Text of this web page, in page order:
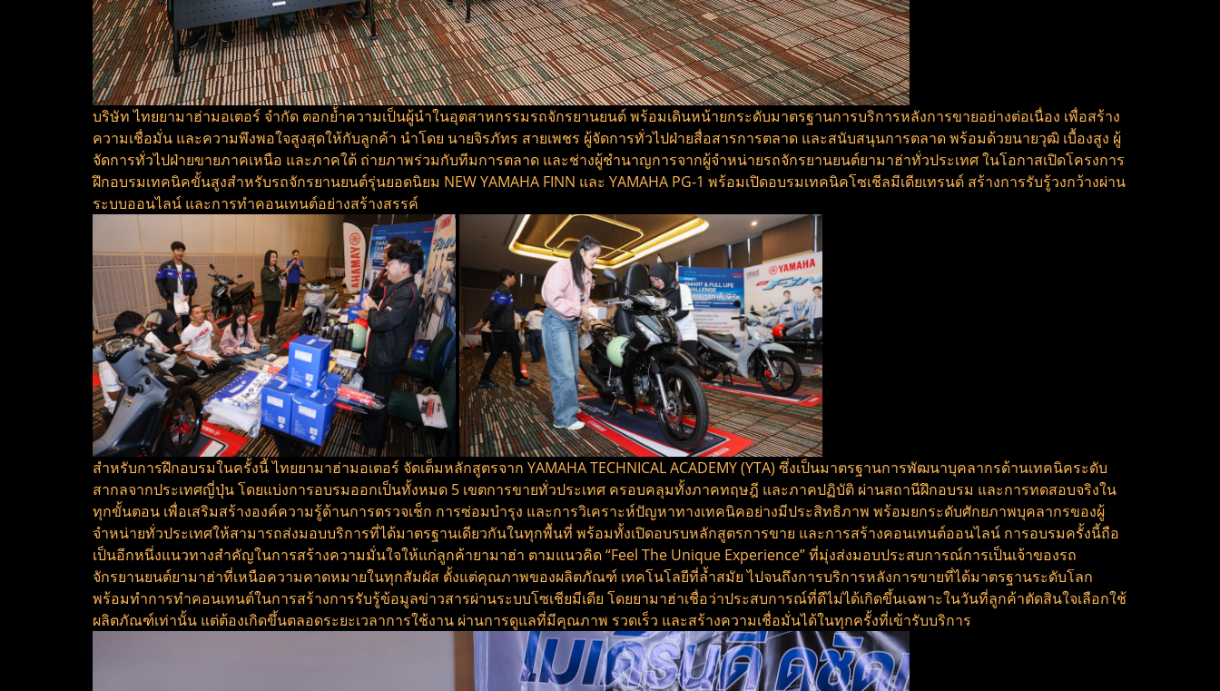
บริษัท ไทยยามาฮ่ามอเตอร์ จำกัด ตอกย้ำความเป็นผู้นำในอุตสาหกรรมรถจักรยานยนต์ พร้อมเดินหน้ายกระดับมาตรฐานการบริการหลังการขายอย่างต่อเนื่อง เพื่อสร้าง
ความเชื่อมั่น และความพึงพอใจสูงสุดให้กับลูกค้า นำโดย นายจิรภัทร สายเพชร ผู้จัดการทั่วไปฝ่ายสื่อสารการตลาด และสนับสนุนการตลาด พร้อมด้วยนายวุฒิ เบื้องสูง ผู้
จัดการทั่วไปฝ่ายขายภาคเหนือ และภาคใต้ ถ่ายภาพร่วมกับทีมการตลาด และช่างผู้ชำนาญการจากผู้จำหน่ายรถจักรยานยนต์ยามาฮ่าทั่วประเทศ ในโอกาสเปิดโครงการ
ฝึกอบรมเทคนิคขั้นสูงสำหรับรถจักรยานยนต์รุ่นยอดนิยม NEW YAMAHA FINN และ YAMAHA PG-1 พร้อมเปิดอบรมเทคนิคโซเชีลมีเดียเทรนด์ สร้างการรับรู้วงกว้างผ่าน
ระบบออนไลน์ และการทำคอนเทนต์อย่างสร้างสรรค์
สำหรับการฝึกอบรมในครั้งนี้ ไทยยามาฮ่ามอเตอร์ จัดเต็มหลักสูตรจาก YAMAHA TECHNICAL ACADEMY (YTA) ซึ่งเป็นมาตรฐานการพัฒนาบุคลากรด้านเทคนิคระดับ
สากลจากประเทศญี่ปุ่น โดยแบ่งการอบรมออกเป็นทั้งหมด 5 เขตการขายทั่วประเทศ ครอบคลุมทั้งภาคทฤษฎี และภาคปฏิบัติ ผ่านสถานีฝึกอบรม และการทดสอบจริงใน
ทุกขั้นตอน เพื่อเสริมสร้างองค์ความรู้ด้านการตรวจเช็ก การซ่อมบำรุง และการวิเคราะห์ปัญหาทางเทคนิคอย่างมีประสิทธิภาพ พร้อมยกระดับศักยภาพบุคลากรของผู้
จำหน่ายทั่วประเทศให้สามารถส่งมอบบริการที่ได้มาตรฐานเดียวกันในทุกพื้นที่ พร้อมทั้งเปิดอบรบหลักสูตรการขาย และการสร้างคอนเทนต์ออนไลน์ การอบรมครั้งนี้ถือ
เป็นอีกหนึ่งแนวทางสำคัญในการสร้างความมั่นใจให้แก่ลูกค้ายามาฮ่า ตามแนวคิด “Feel The Unique Experience” ที่มุ่งส่งมอบประสบการณ์การเป็นเจ้าของรถ
จักรยานยนต์ยามาฮ่าที่เหนือความคาดหมายในทุกสัมผัส ตั้งแต่คุณภาพของผลิตภัณฑ์ เทคโนโลยีที่ล้ำสมัย ไปจนถึงการบริการหลังการขายที่ได้มาตรฐานระดับโลก
พร้อมทำการทำคอนเทนต์ในการสร้างการรับรู้ข้อมูลข่าวสารผ่านระบบโซเชียมีเดีย โดยยามาฮ่าเชื่อว่าประสบการณ์ที่ดีไม่ได้เกิดขึ้นเฉพาะในวันที่ลูกค้าตัดสินใจเลือกใช้
ผลิตภัณฑ์เท่านั้น แต่ต้องเกิดขึ้นตลอดระยะเวลาการใช้งาน ผ่านการดูแลที่มีคุณภาพ รวดเร็ว และสร้างความเชื่อมั่นได้ในทุกครั้งที่เข้ารับบริการ